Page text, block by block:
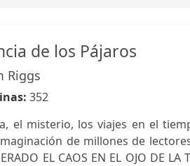
de los Pájaros
Riggs
352
el misterio, los viajes en el
de millones de
EL CAOS EN EL OJO DE